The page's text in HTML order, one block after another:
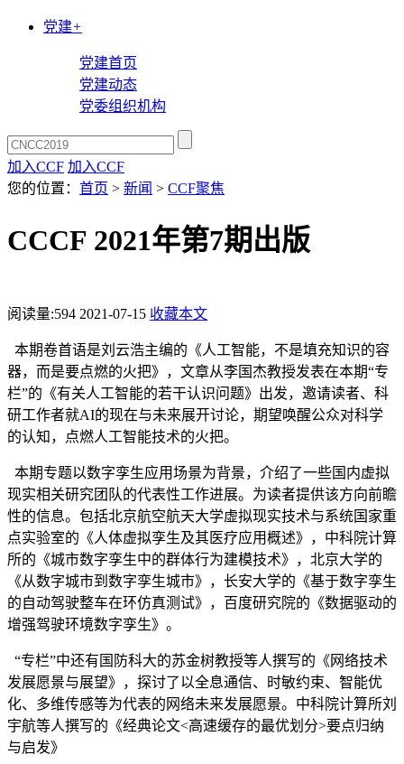
党建+
党建首页
党建动态
党委组织机构
加入CCF 加入CCF
您的位置： 首页 > 新闻 > CCF聚焦
CCCF 2021年第7期出版
阅读量:594 2021-07-15 收藏本文
本期卷首语是刘云浩主编的《人工智能，不是填充知识的容
器，而是要点燃的火把》，文章从李国杰教授发表在本期“专
栏”的《有关人工智能的若干认识问题》出发，邀请读者、科
研工作者就AI的现在与未来展开讨论，期望唤醒公众对科学
的认知，点燃人工智能技术的火把。
本期专题以数字孪生应用场景为背景，介绍了一些国内虚拟
现实相关研究团队的代表性工作进展。为读者提供该方向前瞻
性的信息。包括北京航空航天大学虚拟现实技术与系统国家重
点实验室的《人体虚拟孪生及其医疗应用概述》，中科院计算
所的《城市数字孪生中的群体行为建模技术》，北京大学的
《从数字城市到数字孪生城市》，长安大学的《基于数字孪生
的自动驾驶整车在环仿真测试》，百度研究院的《数据驱动的
增强驾驶环境数字孪生》。
“专栏”中还有国防科大的苏金树教授等人撰写的《网络技术
发展愿景与展望》，探讨了以全息通信、时敏约束、智能优
化、多维传感等为代表的网络未来发展愿景。中科院计算所刘
宇航等人撰写的《经典论文<高速缓存的最优划分>要点归纳
与启发》